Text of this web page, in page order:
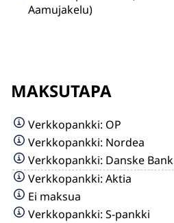
Aamujakelu)
MAKSUTAPA
Verkkopankki: OP
Verkkopankki: Nordea
Verkkopankki: Danske Bank
Verkkopankki: Aktia
Ei maksua
Verkkopankki: S-pankki